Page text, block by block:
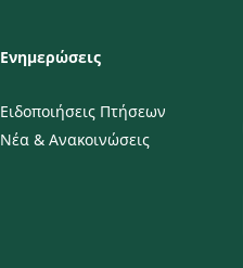
Ενημερώσεις
Ειδοποιήσεις Πτήσεων
Νέα & Ανακοινώσεις